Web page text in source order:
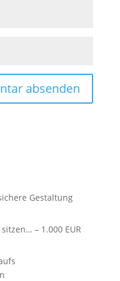
Gestaltung
– 1.000 EUR